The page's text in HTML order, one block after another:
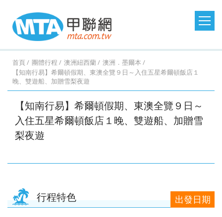
日本旅遊
桃園
出
發．
沖繩
桃園
出
發．
大阪
機加
桃園
出
發．
新潟
桃園
出
發．
藏王
桃園
出
發．
機加
酒
韓國旅遊
桃園
出
發．
首爾
桃園
出
發．
桃園
出
發．
台中
出
發．
台中
出
發．
出
濟州
出
首爾
出
出
港澳大陸
台中
出
發．
九寨
台中
出
發．
台中
出
發．
大峽
台中
出
發．
台中
出
發．
台中
出
發．
峴
桃園
出
發．
桃園
出
發．
台中
出
發．
桃園
出
發．
欣．
清邁
澳洲紐西蘭
澳
洲．
墨爾
本
紐西
蘭．
金旅
歐洲美洲
美
國．
加拿
大．
德
國．
瑞
法
國．
西班
牙．
義大
奧捷
土耳
其．
黃金
北
歐．
芬
冰島
MSC
郵輪
探索
星號
澎湖
旅遊
金門
旅遊
馬祖
旅遊
台灣
旅遊
首頁 團體行程 澳洲紐西蘭
澳洲．墨爾本
【知南行易】希爾頓假期、東澳全覽９日～入住五星希爾頓飯店１
晚、雙遊船、加贈雪梨夜遊
【知南行易】希爾頓假期、東澳全覽９日～
入住五星希爾頓飯店１晚、雙遊船、加贈雪
梨夜遊
行程特色 出發日期